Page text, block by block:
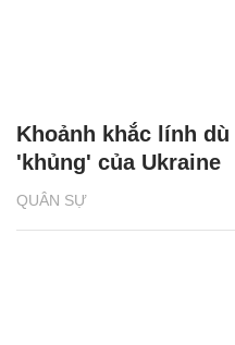
QUÂN SỰ
Khoảnh khắc lính dù
'khủng' của Ukraine